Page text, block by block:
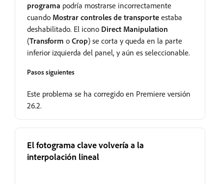
programa podría mostrarse incorrectamente
cuando Mostrar controles de transporte estaba
deshabilitado. El icono Direct Manipulation
(Transform o Crop) se corta y queda en la parte
inferior izquierda del panel, y aún es seleccionable.
Pasos siguientes
Este problema se ha corregido en Premiere versión
26.2.
El fotograma clave volvería a la
interpolación lineal